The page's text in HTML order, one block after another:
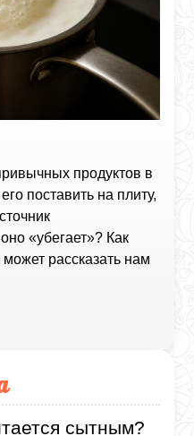
продуктов в
поставить на плиту,
«убегает»? Как
рассказать нам
сытным?